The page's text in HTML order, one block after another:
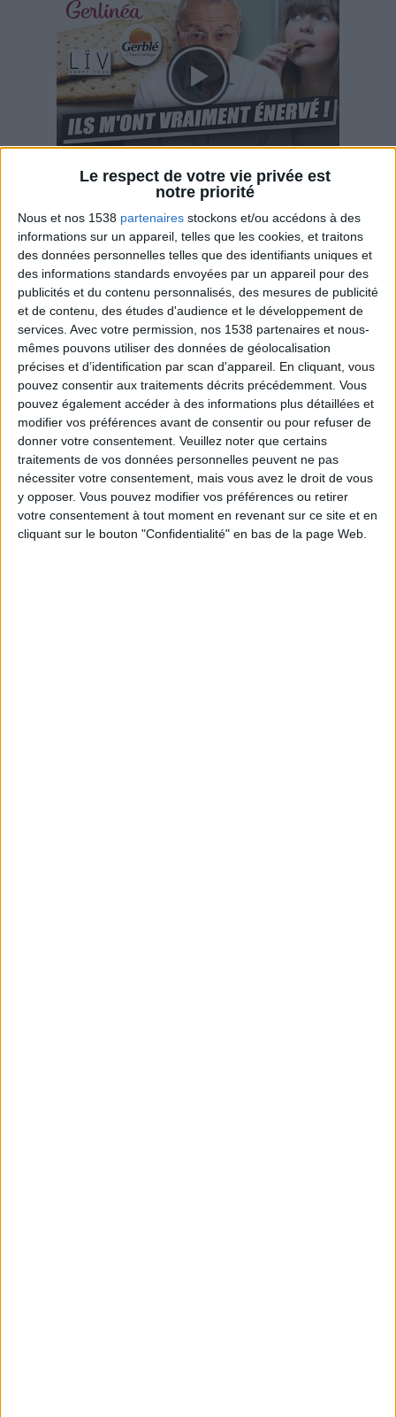
Le respect de votre vie privée est
notre priorité
Nous et nos 1538 partenaires stockons et/ou accédons à des
informations sur un appareil, telles que les cookies, et traitons
des données personnelles telles que des identifiants uniques et
des informations standards envoyées par un appareil pour des
publicités et du contenu personnalisés, des mesures de publicité
et de contenu, des études d'audience et le développement de
services. Avec votre permission, nos 1538 partenaires et nous-
mêmes pouvons utiliser des données de géolocalisation
précises et d’identification par scan d'appareil. En cliquant, vous
pouvez consentir aux traitements décrits précédemment. Vous
pouvez également accéder à des informations plus détaillées et
modifier vos préférences avant de consentir ou pour refuser de
donner votre consentement. Veuillez noter que certains
traitements de vos données personnelles peuvent ne pas
nécessiter votre consentement, mais vous avez le droit de vous
y opposer. Vous pouvez modifier vos préférences ou retirer
votre consentement à tout moment en revenant sur ce site et en
cliquant sur le bouton "Confidentialité" en bas de la page Web.
Ces marques diététiques : c'est n'importe quoi !
Webinaires en direct Voir tout
Peut-on remplacer la viande par des féculents ?
Consultation diététique du 05/08/2026